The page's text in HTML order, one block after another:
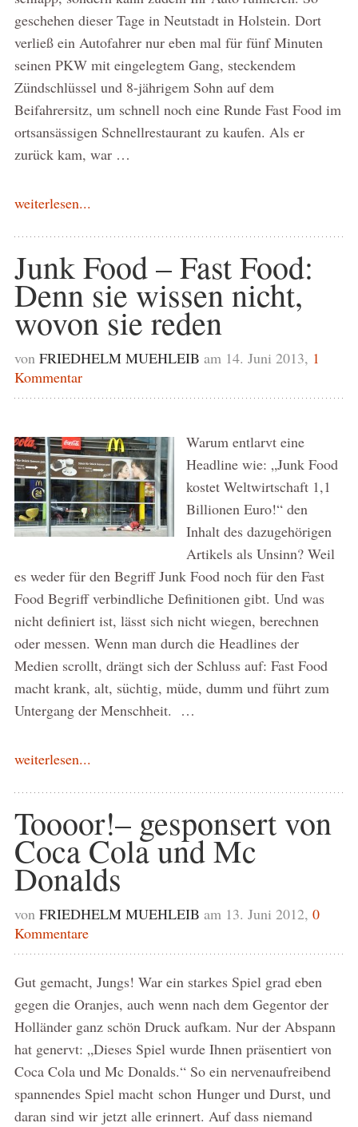
geschehen dieser Tage in Neutstadt in Holstein. Dort
verließ ein Autofahrer nur eben mal für fünf Minuten
seinen PKW mit eingelegtem Gang, steckendem
Zündschlüssel und 8-jährigem Sohn auf dem
Beifahrersitz, um schnell noch eine Runde Fast Food im
ortsansässigen Schnellrestaurant zu kaufen. Als er
zurück kam, war …
weiterlesen...
Junk Food – Fast Food:
Denn sie wissen nicht,
wovon sie reden
von FRIEDHELM MUEHLEIB am 14. Juni 2013, 1
Kommentar
Warum entlarvt eine
Headline wie: „Junk Food
kostet Weltwirtschaft 1,1
Billionen Euro!“ den
Inhalt des dazugehörigen
Artikels als Unsinn? Weil
es weder für den Begriff Junk Food noch für den Fast
Food Begriff verbindliche Definitionen gibt. Und was
nicht definiert ist, lässt sich nicht wiegen, berechnen
oder messen. Wenn man durch die Headlines der
Medien scrollt, drängt sich der Schluss auf: Fast Food
macht krank, alt, süchtig, müde, dumm und führt zum
Untergang der Menschheit. …
weiterlesen...
Toooor!– gesponsert von
Coca Cola und Mc
Donalds
von FRIEDHELM MUEHLEIB am 13. Juni 2012, 0
Kommentare
Gut gemacht, Jungs! War ein starkes Spiel grad eben
gegen die Oranjes, auch wenn nach dem Gegentor der
Holländer ganz schön Druck aufkam. Nur der Abspann
hat genervt: „Dieses Spiel wurde Ihnen präsentiert von
Coca Cola und Mc Donalds.“ So ein nervenaufreibend
spannendes Spiel macht schon Hunger und Durst, und
daran sind wir jetzt alle erinnert. Auf dass niemand